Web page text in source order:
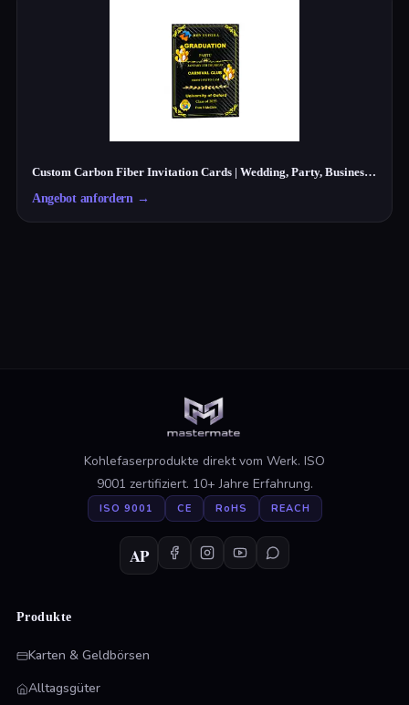
Custom Carbon Fiber Invitation Cards | Wedding, Party, Business Cards Manufacturer
Angebot anfordern→
Kohlefaserprodukte direkt vom Werk. ISO
9001 zertifiziert. 10+ Jahre Erfahrung.
ISO 9001 CE RoHS REACH
AP
Produkte
Karten & Geldbörsen
Alltagsgüter